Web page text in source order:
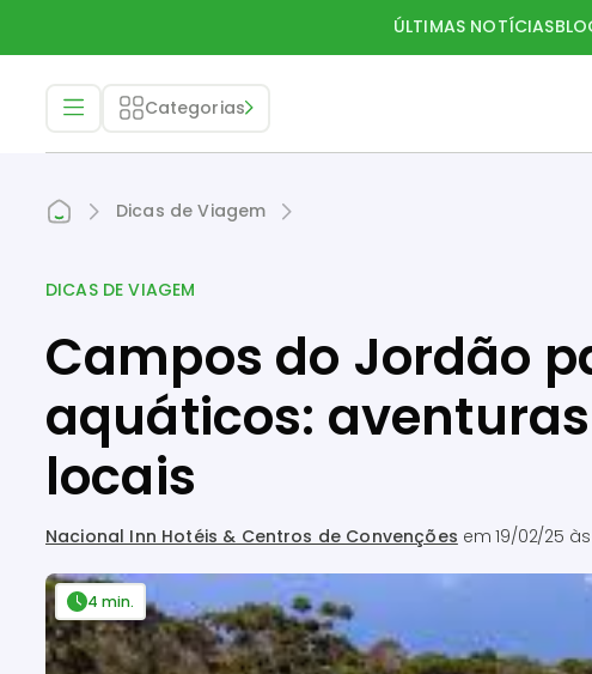
ÚLTIMAS NOTÍCIAS
Categorias
Dicas de Viagem
DICAS DE VIAGEM
Campos do Jordão
aquáticos:
locais
Nacional Inn Hotéis & Centros de Convenções em19/02/25 às
4 min.